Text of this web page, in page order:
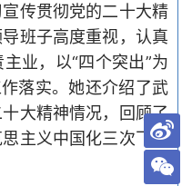
传贯彻党的二十大精
班子高度重视，认真
主业，以“四个突出”为
落实。她还介绍了武
大精神情况，
回顾了
主义中国化三次飞跃